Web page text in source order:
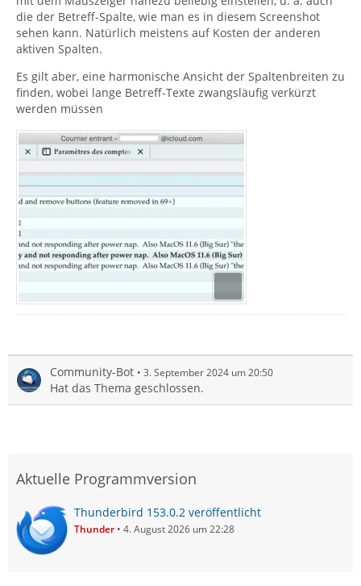
die der Betreff-Spalte, wie man es in diesem Screenshot
sehen kann. Natürlich meistens auf Kosten der anderen
aktiven Spalten.
Es gilt aber, eine harmonische Ansicht der Spaltenbreiten zu
finden, wobei lange Betreff-Texte zwangsläufig verkürzt
werden müssen
Community-Bot 3. September 2024 um 20:50
Hat das Thema geschlossen.
Aktuelle Programmversion
Thunderbird 153.0.2 veröffentlicht
Thunder 4. August 2026 um 22:28